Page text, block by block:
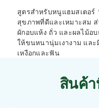
สูตรสำหรับหนูแฮมสเตอร์
สุขภาพที่ดีและเหมาะสม
ผักอบแห้ง ถั่ว และผลไม้อ
ให้ขนหนานุ่มเงางาม แล
เหงือกและฟัน
สินค้า